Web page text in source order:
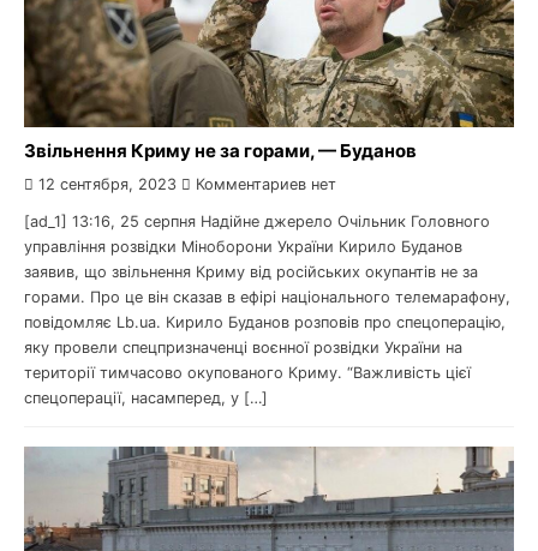
Звільнення Криму не за горами, — Буданов
12 сентября, 2023 Комментариев нет
[ad_1] 13:16, 25 серпня Надійне джерело Очільник Головного
управління розвідки Міноборони України Кирило Буданов
заявив, що звільнення Криму від російських окупантів не за
горами. Про це він сказав в ефірі національного телемарафону,
повідомляє Lb.ua. Кирило Буданов розповів про спецоперацію,
яку провели спецпризначенці воєнної розвідки України на
території тимчасово окупованого Криму. “Важливість цієї
спецоперації, насамперед, у […]